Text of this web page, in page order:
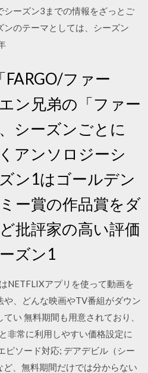
ーズン3までの情報をざっとご
のテーマとしては、シーズン
ファー
ン兄弟の「ファー
シーズンごとに
アンソロジーシ
ン1はゴールデン
ー賞の作品賞をダ
批評家の高い評価
ズン1
NETFLIXアプリを使って動画を
や、どんな映画やTV番組がダウン
い 無料期間も用意されており、
非常に利用しやすい価格設定に
ピソード対応; デアデビル（シー
、無料期間だけでは分からない